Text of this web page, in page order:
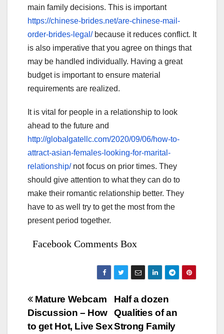
main family decisions. This is important
https://chinese-brides.net/are-chinese-mail-
order-brides-legal/because it reduces conflict. It
is also imperative that you agree on things that
may be handled individually. Having a great
budget is important to ensure material
requirements are realized.
It is vital for people in a relationship to look
ahead to the future and
http://globalgatellc.com/2020/09/06/how-to-
attract-asian-females-looking-for-marital-
relationship/not focus on prior times. They
should give attention to what they can do to
make their romantic relationship better. They
have to as well try to get the most from the
present period together.
Facebook Comments Box
Bejegyzés
navigáció
Half a dozen
Qualities of an
Strong Family
Mature Webcam
Discussion – How
to get Hot, Live Sex